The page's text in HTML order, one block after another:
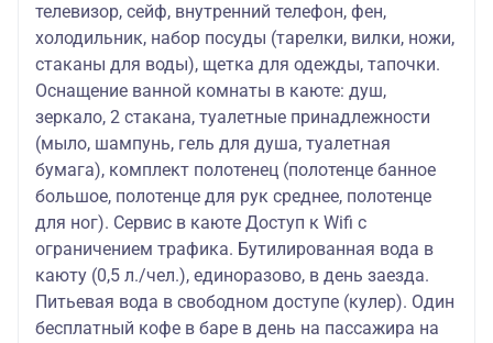
телевизор, сейф, внутренний телефон, фен,
холодильник, набор посуды (тарелки, вилки, ножи,
стаканы для воды), щетка для одежды, тапочки.
Оснащение ванной комнаты в каюте: душ,
зеркало, 2 стакана, туалетные принадлежности
(мыло, шампунь, гель для душа, туалетная
бумага), комплект полотенец (полотенце банное
большое, полотенце для рук среднее, полотенце
для ног). Сервис в каюте Доступ к Wifi с
ограничением трафика. Бутилированная вода в
каюту (0,5 л./чел.), единоразово, в день заезда.
Питьевая вода в свободном доступе (кулер). Один
бесплатный кофе в баре в день на пассажира на